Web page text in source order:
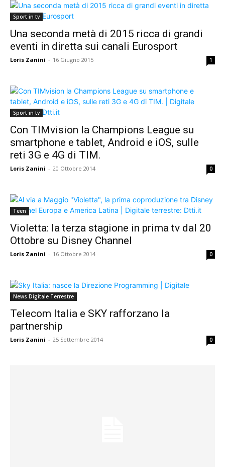
Sport in tv
Una seconda metà di 2015 ricca di grandi
eventi in diretta sui canali Eurosport
Loris Zanini - 16 Giugno 2015 1
Sport in tv
Con TIMvision la Champions League su
smartphone e tablet, Android e iOS, sulle
reti 3G e 4G di TIM.
Loris Zanini - 20 Ottobre 2014 0
Teen
Violetta: la terza stagione in prima tv dal 20
Ottobre su Disney Channel
Loris Zanini - 16 Ottobre 2014 0
News Digitale Terrestre
Telecom Italia e SKY rafforzano la
partnership
Loris Zanini - 25 Settembre 2014 0